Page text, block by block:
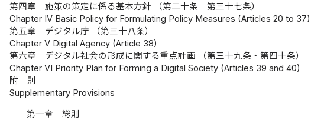
第四章 施策の策定に係る基本方針 （第二十条―第三十七条）
Chapter IV Basic Policy for Formulating Policy Measures (Articles 20 to 37)
第五章 デジタル庁 （第三十八条）
Chapter V Digital Agency (Article 38)
第六章 デジタル社会の形成に関する重点計画 （第三十九条・第四十条）
Chapter VI Priority Plan for Forming a Digital Society (Articles 39 and 40)
附 則
Supplementary Provisions
第一章 総則